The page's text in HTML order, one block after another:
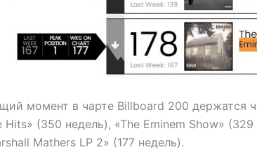
момент в чарте Billboard 200 держатся
Hits» (350 недель), «The Eminem Show»
Mathers LP 2» (177 недель).